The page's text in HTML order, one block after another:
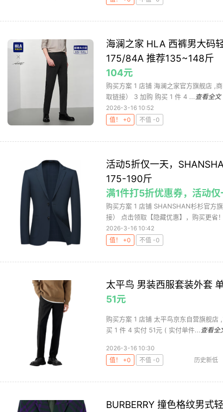
海澜之家 HLA 西裤男大码
175/84A 推荐135~148斤
104元
购买方案 1 店铺 海澜之家官方旗舰店 ,
取链接） 3 加购 购买 1 件 4 ... 查看全文
2026-3-16 10:52
值！ +0
不值 -0
活动5折仅一天，
175-190斤
满1件打5折优惠券，活动
购买方案 1 店铺 SHANSHAN杉杉官方
接） 点击领取【隐藏优惠】，购买更省
2026-3-16 10:42
值！ +0
不值 -0
太平鸟 男装西服套装外套
51元
购买方案 1 店铺 太平鸟京东自营旗舰
买 1 件 4 实付 51元 ( 实付单件... 查看全
2026-3-16 10:30
值！ +0
不值 -0 历史新低
BURBERRY 撞色格纹男式